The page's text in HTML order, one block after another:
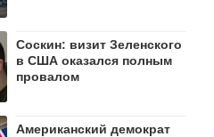
Соскин: визит Зеленского
в США оказался полным
провалом
Американский демократ